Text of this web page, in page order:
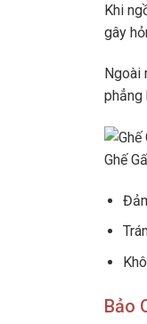
Khi
gây
Ngoài
phẳng
Ghế
Bảo